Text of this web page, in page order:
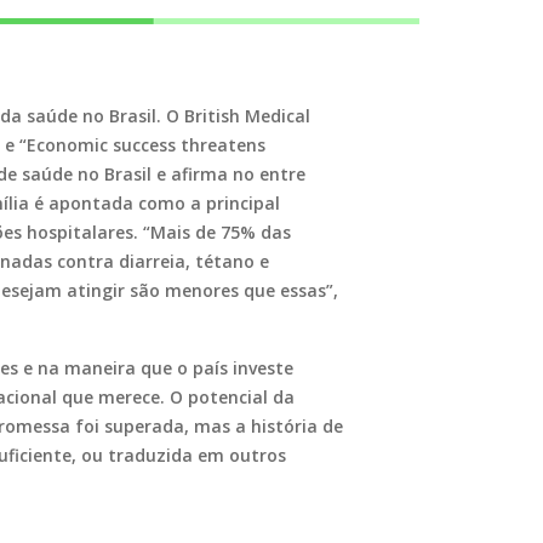
saúde no Brasil. O British Medical
“Economic success threatens
saúde no Brasil e afirma no entre
é apontada como a principal
hospitalares. “Mais de 75% das
contra diarreia, tétano e
atingir são menores que essas”,
e na maneira que o país investe
que merece. O potencial da
foi superada, mas a história de
ou traduzida em outros